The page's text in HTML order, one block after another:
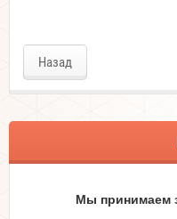
Назад
Мы принимаем